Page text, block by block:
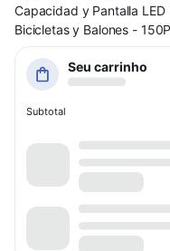
Capacidad y Pantalla
Bicicletas y Balones -
Seu carrinho
Subtotal